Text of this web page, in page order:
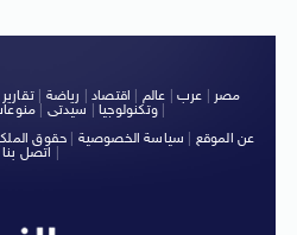
مصر عرب عالم اقتصاد رياضة |
وتكنولوجيا| سيدتى
|
عن الموقع
سياسة الخصوصية حقوق
اتصل بنا